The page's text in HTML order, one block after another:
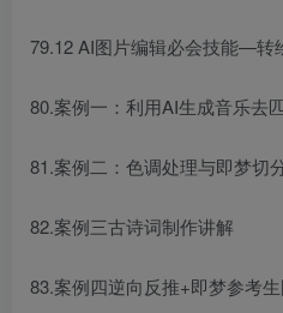
79.12 AI图片编辑必会技能—转
80.案例一：利用AI生成音乐去
81.案例二：色调处理与即梦切
82.案例三古诗词制作讲解
83.案例四逆向反推+即梦参考